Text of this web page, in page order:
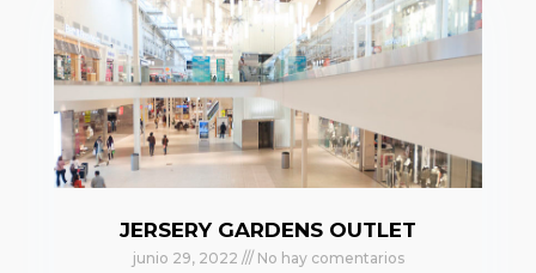
JERSERY GARDENS OUTLET
junio 29, 2022 No hay comentarios